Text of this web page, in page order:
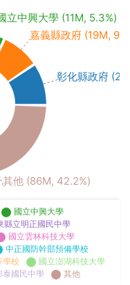
彰化縣政府
嘉義縣政府 (19M,
立中興大學 (11M, 5.3%)
其他 (86M, 42.2%)
國立中興大學
縣立明正國民中學
國立雲林科技大學
中正國防幹部預備學校
學校
國立澎湖科技大學
泰國民中學 其他